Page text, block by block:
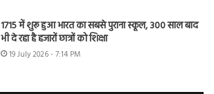
1715 में शुरू हुआ भारत का सबसे पुराना स्कूल, 300 साल बाद
भी दे रहा है हजारों छात्रों को शिक्षा
19 July 2026 - 7:14 PM